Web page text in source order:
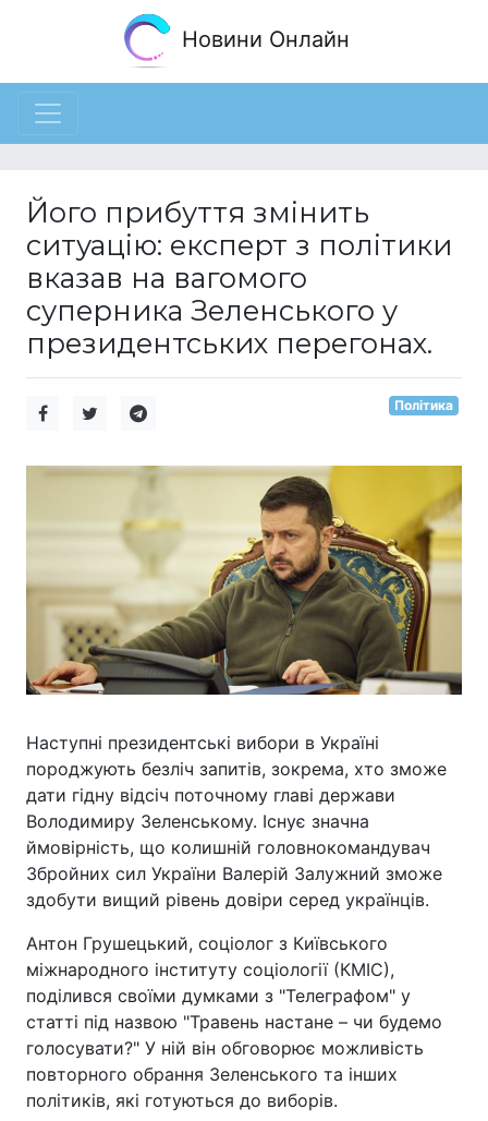
Новини Онлайн
Його прибуття змінить
ситуацію: експерт з політики
вказав на вагомого
суперника Зеленського у
президентських перегонах.
Політика
Наступні президентські вибори в Україні
породжують безліч запитів, зокрема, хто зможе
дати гідну відсіч поточному главі держави
Володимиру Зеленському. Існує значна
ймовірність, що колишній головнокомандувач
Збройних сил України Валерій Залужний зможе
здобути вищий рівень довіри серед українців.
Антон Грушецький, соціолог з Київського
міжнародного інституту соціології (КМІС),
поділився своїми думками з "Телеграфом" у
статті під назвою "Травень настане – чи будемо
голосувати?" У ній він обговорює можливість
повторного обрання Зеленського та інших
політиків, які готуються до виборів.